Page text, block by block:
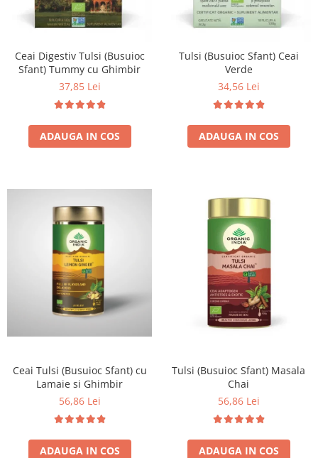
Ceai Digestiv Tulsi (Busuioc
Sfant) Tummy cu Ghimbir
37,85 Lei
ADAUGA IN COS
Tulsi (Busuioc Sfant) Ceai
Verde
34,56 Lei
ADAUGA IN COS
Ceai Tulsi (Busuioc Sfant) cu
Lamaie si Ghimbir
56,86 Lei
ADAUGA IN COS
Tulsi (Busuioc Sfant) Masala
Chai
56,86 Lei
ADAUGA IN COS